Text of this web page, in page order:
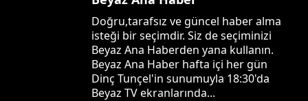
Doğru,tarafsız ve güncel haber alma
isteği bir seçimdir. Siz de seçiminizi
Beyaz Ana Haberden yana kullanın.
Beyaz Ana Haber hafta içi her gün
Dinç Tunçel'in sunumuyla 18:30'da
Beyaz TV ekranlarında...